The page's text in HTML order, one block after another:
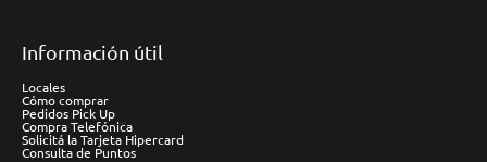
Información útil
Locales
Cómo comprar
Pedidos Pick Up
Compra Telefónica
Solicitá la Tarjeta Hipercard
Consulta de Puntos